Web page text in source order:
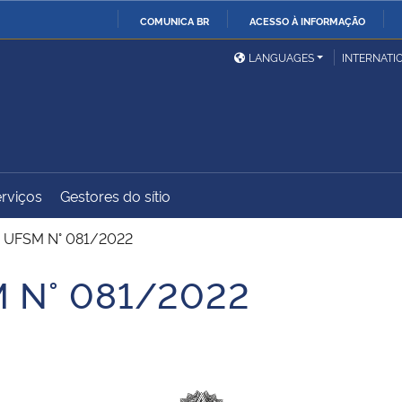
COMUNICA BR ACESSO À INFORMAÇÃO
Ministério da Defesa
Ministério das Relações
Exteriores
Ministério do
Desenvolvimento Regional
Advocacia-Geral da União Banco Central do Brasil
LANGUAGES
Gestores do sítio
UFSM N° 081/2022
N° 081/2022